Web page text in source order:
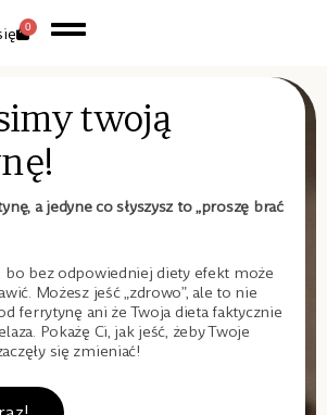
0
twoją
a jedyne co słyszysz to „proszę brać
bo bez odpowiedniej diety efekt może
Możesz jeść „zdrowo”, ale to nie
ferrytynę ani że Twoja dieta faktycznie
Pokażę Ci, jak jeść, żeby Twoje
się zmieniać!